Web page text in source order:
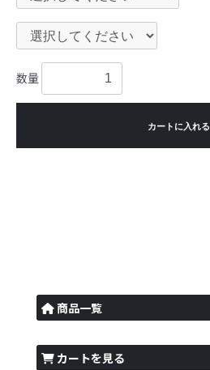
数量
カートに入れる
商品一覧
カートを見る